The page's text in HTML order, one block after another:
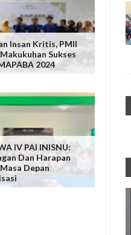
Insan Kritis, PMII
Sukses
2024
IV PAI INISNU:
Dan Harapan
Depan